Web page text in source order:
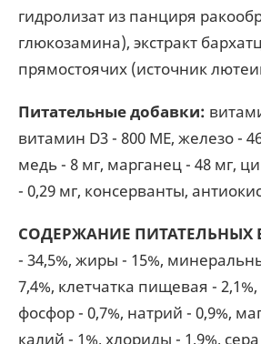
гидролизат из панциря
глюкозамина), экстракт
прямостоячих (источник
Питательные добавки:
витамин D3 - 800 ME, железо -
медь - 8 мг, марганец - 48 мг,
- 0,29 мг, консерванты,
СОДЕРЖАНИЕ ПИТАТЕЛЬНЫХ
- 34,5%, жиры - 15%,
7,4%, клетчатка пищевая -
фосфор - 0,7%, натрий - 0,9%,
калий - 1%, хлориды - 1,9%,